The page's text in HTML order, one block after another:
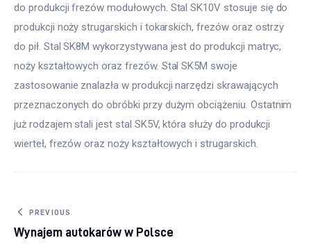
do produkcji frezów modułowych. Stal SK10V stosuje się do
produkcji noży strugarskich i tokarskich, frezów oraz ostrzy
do pił. Stal SK8M wykorzystywana jest do produkcji matryc,
noży kształtowych oraz frezów. Stal SK5M swoje
zastosowanie znalazła w produkcji narzędzi skrawających
przeznaczonych do obróbki przy dużym obciążeniu. Ostatnim
już rodzajem stali jest stal SK5V, która służy do produkcji
wierteł, frezów oraz noży kształtowych i strugarskich.
Nawigacja wpisu
PREVIOUS
Wynajem autokarów w Polsce